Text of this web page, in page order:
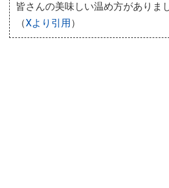
皆さんの美味しい温め方がありま
（Xより引用 ）